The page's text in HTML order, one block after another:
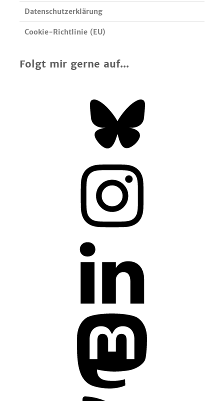
Datenschutzerklärung
Cookie-Richtlinie (EU)
Folgt mir gerne auf...